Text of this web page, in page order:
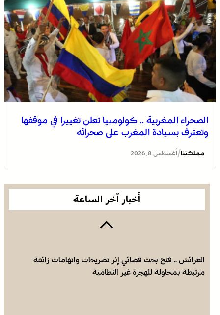
الصحراء المغربية .. كولومبيا تعلن تغييرا في موقفها
وتعترف بسيادة المغرب على صحرائه
مملكتنا/ أغسطس 8, 2026
أخبار آخر الساعة
الصحراء المغربية .. كولومبيا تعلن تغييرا في موقفها وتعترف
بسيادة المغرب على صحرائه
برقية تعزية ومواساة من أسرة جريدة “مملكتنا” إلى الأستاذ
المرحوم مُّحمد العمراني
العرائش .. فتح بحث قضائي إثر تصريحات واتهامات زائفة
مرتبطة بمحاولة للهجرة غير النظامية